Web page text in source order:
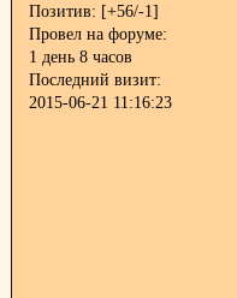
Позитив: [+56/-1]
Провел на форуме:
1 день 8 часов
Последний визит:
2015-06-21 11:16:23